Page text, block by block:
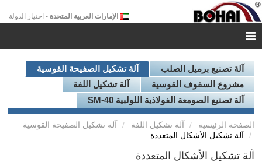
الإمارات العربية المتحدة - اختيار الدولة
آلة تصنيع برميل الصلب
آلة تشكيل الصفيحة القوسية
مشروع السقوف القوسية
آلة تشكيل اللفة
آلة تصنيع الصومعة الفولاذية اللولبية SM-40
الصفحة الرئيسية آلة تشكيل اللفة
آلة تشكيل الصفيحة القوسية
آلة تشكيل الأشكال المتعددة
آلة تشكيل الأشكال المتعددة